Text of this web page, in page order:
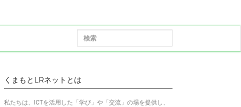
くまもとLRネットとは
私たちは、ICTを活用した「学び」や「交流」の場を提供し、